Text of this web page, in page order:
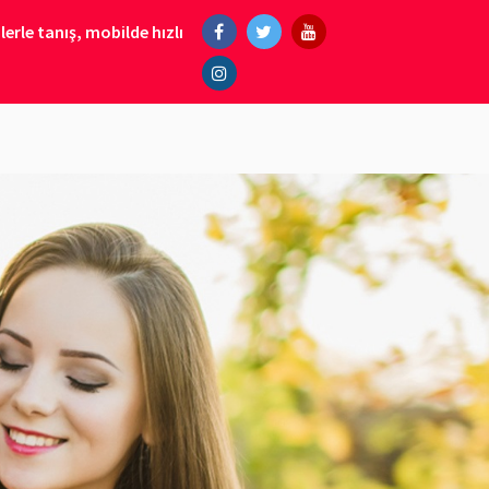
tanış, mobilde hızlı